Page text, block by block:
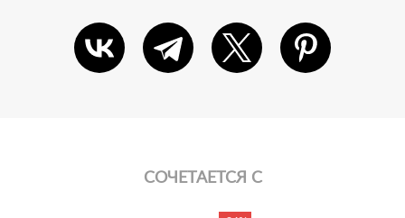
СОЧЕТАЕТСЯ С